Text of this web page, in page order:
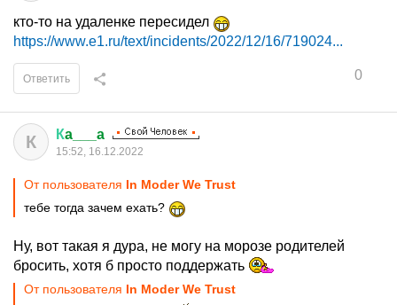
кто-то на удаленке пересидел
https://www.e1.ru/text/incidents/2022/12/16/719024...
0
Ответить
К Кa___a
15:52, 16.12.2022
От пользователя In Moder We Trust
тебе тогда зачем ехать?
Ну, вот такая я дура, не могу на морозе родителей
бросить, хотя б просто поддержать
От пользователя In Moder We Trust